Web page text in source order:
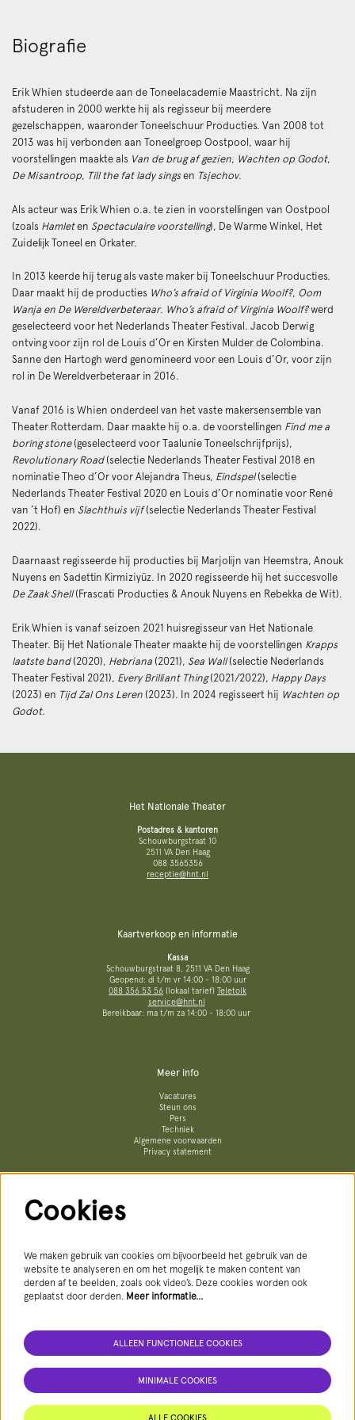
Biografie
Erik Whien studeerde aan de Toneelacademie Maastricht. Na zijn
afstuderen in 2000 werkte hij als regisseur bij meerdere
gezelschappen, waaronder Toneelschuur Producties. Van 2008 tot
2013 was hij verbonden aan Toneelgroep Oostpool, waar hij
voorstellingen maakte als Van de brug af gezien, Wachten op Godot,
De Misantroop, Till the fat lady sings en Tsjechov.
Als acteur was Erik Whien o.a. te zien in voorstellingen van Oostpool
(zoals Hamleten Spectaculaire voorstelling), De Warme Winkel, Het
Zuidelijk Toneel en Orkater.
In 2013 keerde hij terug als vaste maker bij Toneelschuur Producties.
Daar maakt hij de producties Who’s afraid of Virginia Woolf?, Oom
Wanja en De Wereldverbeteraar. Who’s afraid of Virginia Woolf?werd
geselecteerd voor het Nederlands Theater Festival. Jacob Derwig
ontving voor zijn rol de Louis d’Or en Kirsten Mulder de Colombina.
Sanne den Hartogh werd genomineerd voor een Louis d’Or, voor zijn
rol in De Wereldverbeteraar in 2016.
Vanaf 2016 is Whien onderdeel van het vaste makersensemble van
Theater Rotterdam. Daar maakte hij o.a. de voorstellingen Find me a
boring stone(geselecteerd voor Taalunie Toneelschrijfprijs),
Revolutionary Road (selectie Nederlands Theater Festival 2018 en
nominatie Theo d’Or voor Alejandra Theus, Eindspel(selectie
Nederlands Theater Festival 2020 en Louis d’Or nominatie voor René
van ’t Hof) en Slachthuis vijf(selectie Nederlands Theater Festival
2022).
Daarnaast regisseerde hij producties bij Marjolijn van Heemstra, Anouk
Nuyens en Sadettin Kirmiziyüz. In 2020 regisseerde hij het succesvolle
De Zaak Shell(Frascati Producties & Anouk Nuyens en Rebekka de Wit).
Erik Whien is vanaf seizoen 2021 huisregisseur van Het Nationale
Theater. Bij Het Nationale Theater maakte hij de voorstellingen Krapps
laatste band (2020), Hebriana (2021), Sea Wall(selectie Nederlands
Theater Festival 2021), Every Brilliant Thing(2021/2022), Happy Days
(2023) en Tijd Zal Ons Leren (2023). In 2024 regisseert hij Wachten op
Godot.
Het Nationale Theater
Postadres & kantoren
Schouwburgstraat 10
2511 VA Den Haag
088 3565356
receptie@hnt.nl
Kaartverkoop en informatie
Kassa
Schouwburgstraat 8, 2511 VA Den Haag
Geopend: di t/m vr 14:00 - 18:00 uur
088 356 53 56 (lokaal tarief) Teletolk
service@hnt.nl
Bereikbaar: ma t/m za 14:00 - 18:00 uur
Meer info
Vacatures
Steun ons
Pers
Techniek
Algemene voorwaarden
Privacy statement
AANMELDEN NIEUWSBRIEF
Cookies
We maken gebruik van cookies om bijvoorbeeld het gebruik van de
website te analyseren en om het mogelijk te maken content van
derden af te beelden, zoals ook video’s. Deze cookies worden ook
geplaatst door derden. Meer informatie…
ALLEEN FUNCTIONELE COOKIES
MINIMALE COOKIES
ALLE COOKIES